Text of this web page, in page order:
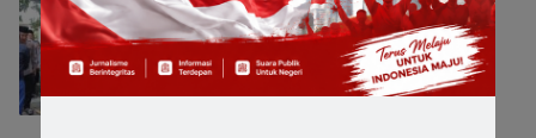
Kunjungi Ponpes Raudlatul Ulum,
Kapolres Kediri Ajak Ulama Jaga
Kondusivitas Daerah
Hukrim 1 Agustus 2026 20:07